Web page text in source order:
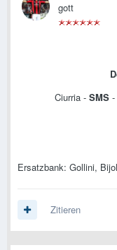
gott
Ciurria - SMS -
Ersatzbank: Gollini,
Zitieren